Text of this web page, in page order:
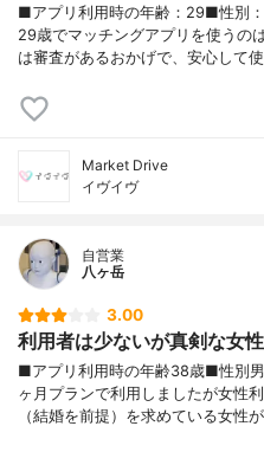
■アプリ利用時の年齢：29■性別
29歳でマッチングアプリを使うの
は審査があるおかげで、安心して
Market Drive
イヴイヴ
自営業
八ヶ岳
3.00
利用者は少ないが真剣な女
■アプリ利用時の年齢38歳■性別
ヶ月プランで利用しましたが女性
（結婚を前提）を求めている女性